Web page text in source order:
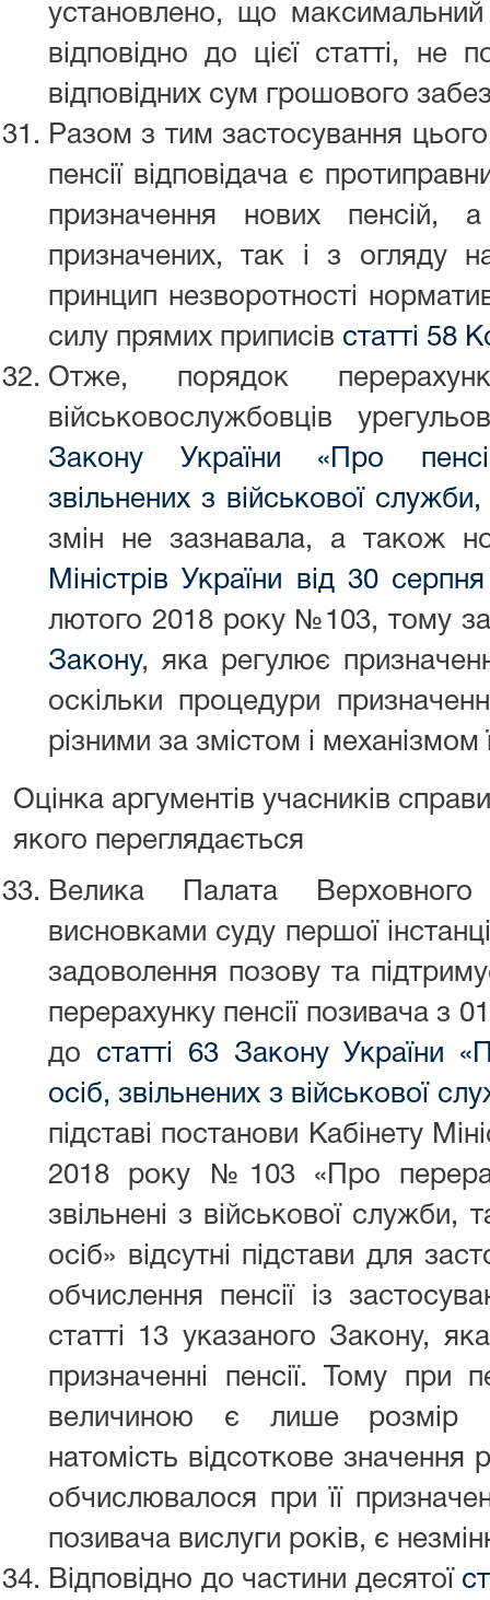
установлено, що максимальний
відповідно до цієї статті, не
відповідних сум грошового
Разом з тим застосування
пенсії відповідача є
призначення нових пенсій,
призначених, так і з огляду
принцип незворотності
силу прямих приписів статті 58
Отже, порядок
військовослужбовців
Закону України «Про
звільнених з військової
змін не зазнавала, а також
Міністрів України від 30
лютого 2018 року №103, тому
Закону, яка регулює
оскільки процедури
різними за змістом і механізмом
Оцінка аргументів учасників
якого переглядається
Велика Палата
висновками суду першої
задоволення позову та
перерахунку пенсії позивача з
до статті 63 Закону України
осіб, звільнених з військової
підставі постанови Кабінету
2018 року №103 «Про
звільнені з військової служби,
осіб» відсутні підстави для
обчислення пенсії із
статті 13 указаного Закону,
призначенні пенсії. Тому при
величиною є лише розмір
натомість відсоткове значення
обчислювалося при її
позивача вислуги років, є
Відповідно до частини десятої